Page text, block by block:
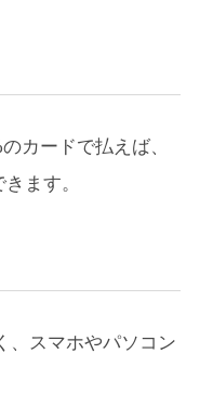
カードで払えば、
ます。
、スマホやパソコン